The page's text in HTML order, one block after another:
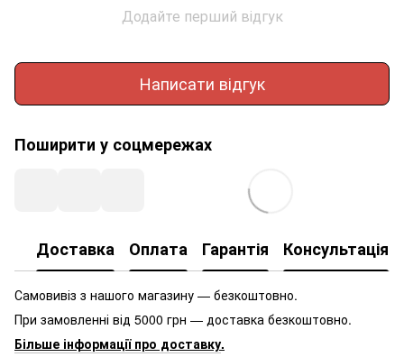
Додайте перший відгук
Написати відгук
Поширити у соцмережах
Доставка Оплата Гарантія Консультація
Самовивіз з нашого магазину — безкоштовно.
При замовленні від 5000 грн — доставка безкоштовно.
Більше інформації про доставку.